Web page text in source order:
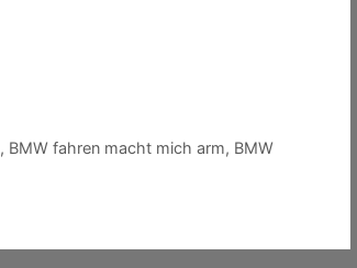
, BMW fahren macht mich arm, BMW